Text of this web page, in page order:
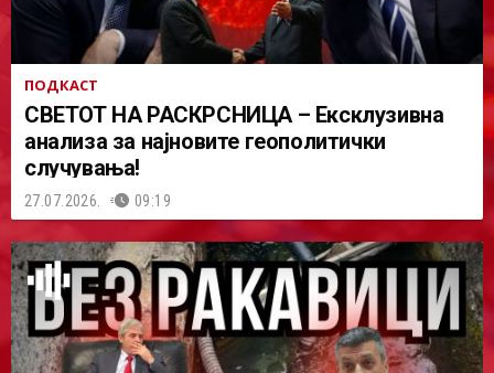
ПОДКАСТ
СВЕТОТ НА РАСКРСНИЦА – Ексклузивна
анализа за најновите геополитички
случувања!
27.07.2026. 09:19